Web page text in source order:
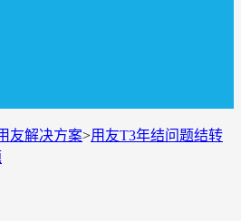
友解决方案>用友T3年结问题结转